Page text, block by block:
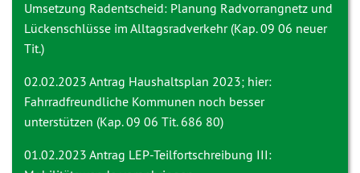
Umsetzung Radentscheid: Planung Radvorrangnetz und
Lückenschlüsse im Alltagsradverkehr (Kap. 09 06 neuer
Tit.)
02.02.2023 Antrag Haushaltsplan 2023; hier:
Fahrradfreundliche Kommunen noch besser
unterstützen (Kap. 09 06 Tit. 686 80)
01.02.2023 Antrag LEP-Teilfortschreibung III: